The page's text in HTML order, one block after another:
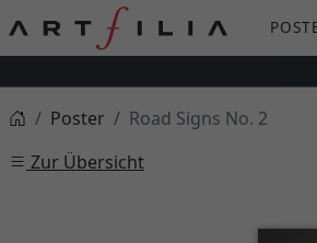
Poster
Road Signs No. 2
Zur Übersicht